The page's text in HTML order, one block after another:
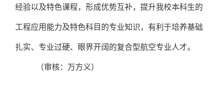
经验以及特色课程，形成优势互补，提升我校本科生的
工程应用能力及特色科目的专业知识，有利于培养基础
扎实、专业过硬、眼界开阔的复合型航空专业人才。
（审核：万方义）